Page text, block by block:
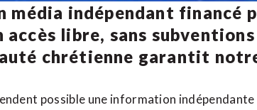
média indépendant financé
accès libre, sans
chrétienne garantit
possible une information indépendante